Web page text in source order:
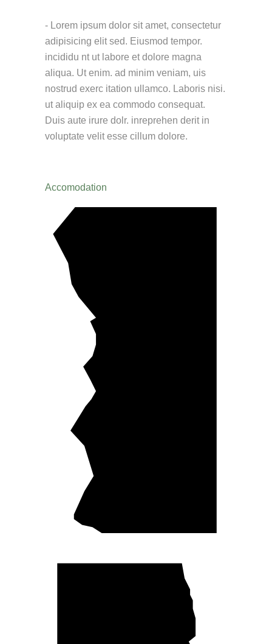
- Lorem ipsum dolor sit amet, consectetur
adipisicing elit sed. Eiusmod tempor.
incididu nt ut labore et dolore magna
aliqua. Ut enim. ad minim veniam, uis
nostrud exerc itation ullamco. Laboris nisi.
ut aliquip ex ea commodo consequat.
Duis aute irure dolr. inreprehen derit in
voluptate velit esse cillum dolore.
Accomodation